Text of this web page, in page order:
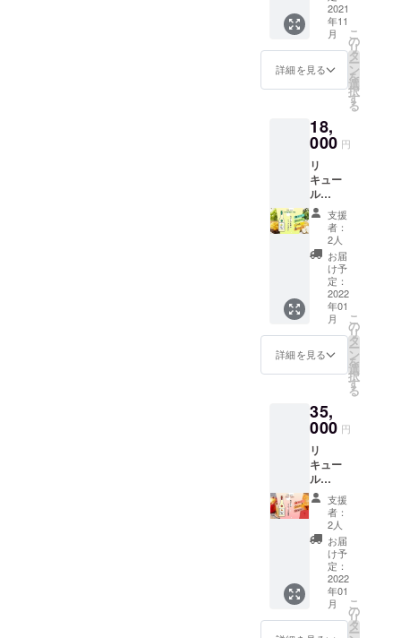
可能で
すが、
開栓後
は要冷
蔵保存 *
送りさ
せて頂
す。
ル度数
5~8%を
予定 -
Sour
Tune リ
Secret
でもう1
種フ
ルーツ
果汁を
使用 ア
ルコー
ル度数
5~8%を
予定 -
Texture
桃,バナ
ナの
ピュー
レとラ
イチ果
汁を使
5~8%を
予定 〇
召し上
がり方
ロッ
ク・
ソーダ
割がお
ススメ -
保管方
法 冷蔵
保存推
奨 常温
保管も
イル)等
があれ
ば備考
欄に記
入下さ
い。 無
い場合
「特に
無し」
と記載
頂けば
味のバ
リエー
ション
が様々
になる
ような
チョイ
スをさ
せて頂
きま
す。 *店
頭小売
価格と
円以上
になる
セット
をセレ
クト致
しま
す。 容
量：
330ml~
473ml
の間の
缶又は
瓶ビー
管方法
要冷蔵
2021
年11
月
詳細を見る
こ
の
リ
タ
ー
ン
を
選
択
す
る
18,
000 円
リ
キュー
ル
720ml 6
本 (3
種各2
本)
(Jumpi
est Hop
2本、
Sour
Tune 2
本、
Texture
2本) -
Jumpie
HOPを
使用し
た蒸留
酒に白
ブドウ,
和梨,パ
イナッ
プルの
果汁を
使用 ア
ルコー
ル度数
5~8%予
Sour
Tune リ
支援
者：
2人
お届
け予
定：
2022
年01
月
詳細を見る
こ
の
リ
タ
ー
ン
を
選
択
す
る
35,
000 円
リ
キュー
ル
720ml
12本
(3種4本
ずつ)
(Jumpi
est Hop
4本、
Sour
Tune 4
本、
支援
者：
2人
お届
け予
定：
2022
年01
月
こ
の
リ
タ
ー